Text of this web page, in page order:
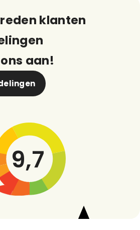
klanten
aan!
9,7